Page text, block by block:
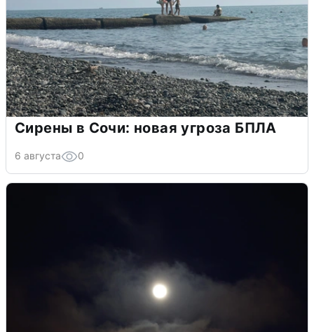
Сирены в Сочи: новая угроза БПЛА
6 августа 0